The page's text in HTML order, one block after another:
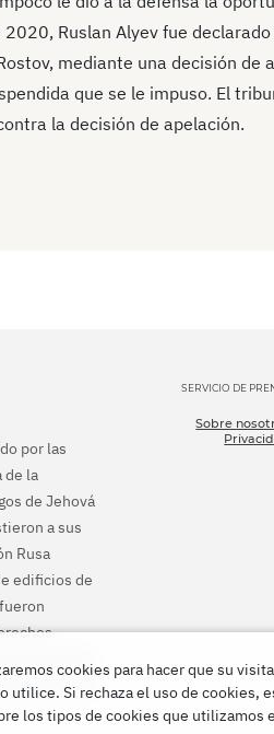
Ruslan Alyev fue
mediante una decisión de
que se le impuso. El
la decisión de apelación.
por las
de la
de Jehová
a sus
Rusa
edificios de
que les
SERVICIO DE
Sobre
cookies para hacer que su
Si rechaza el uso de cookies,
los tipos de cookies que utilizamos